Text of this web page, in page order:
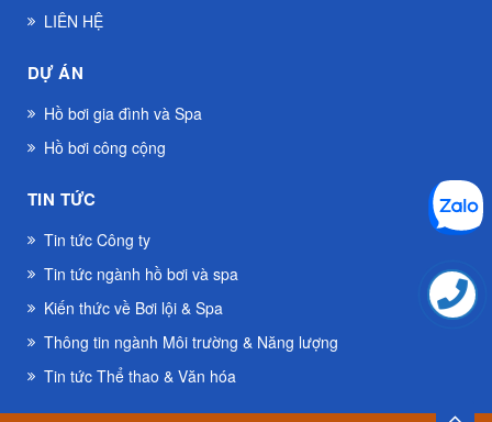
LIÊN HỆ
DỰ ÁN
Hồ bơi gia đình và Spa
Hồ bơi công cộng
TIN TỨC
Tin tức Công ty
Tin tức ngành hồ bơi và spa
Kiến thức về Bơi lội & Spa
Thông tin ngành Môi trường & Năng lượng
Tin tức Thể thao & Văn hóa
TOP